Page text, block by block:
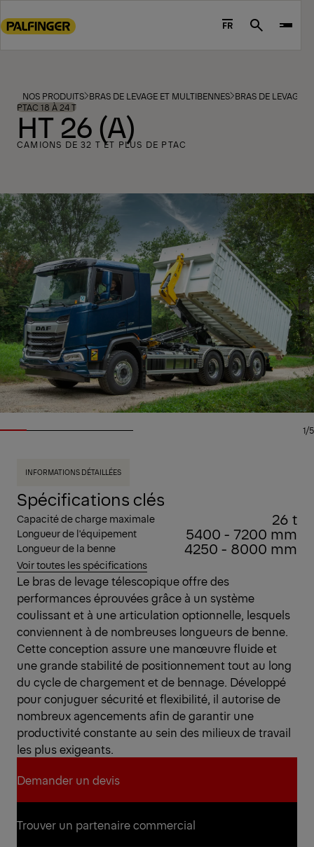
to
footer
content
FR Search
NOS PRODUITS BRAS DE LEVAGE ET MULTIBENNES BRAS DE LEVAGE
PTAC 18 À 24 T
HT 26 (A)
CAMIONS DE 32 T ET PLUS DE PTAC
1/5
INFORMATIONS DÉTAILLÉES
Spécifications clés
Capacité de charge maximale 26 t
Longueur de l'équipement 5400 - 7200 mm
Longueur de la benne 4250 - 8000 mm
Voir toutes les spécifications
Le bras de levage télescopique offre des
performances éprouvées grâce à un système
coulissant et à une articulation optionnelle, lesquels
conviennent à de nombreuses longueurs de benne.
Cette conception assure une manœuvre fluide et
une grande stabilité de positionnement tout au long
du cycle de chargement et de bennage. Développé
pour conjuguer sécurité et flexibilité, il autorise de
nombreux agencements afin de garantir une
productivité constante au sein des milieux de travail
les plus exigeants.
Demander un devis
Demander un devis
Trouver un partenaire commercial